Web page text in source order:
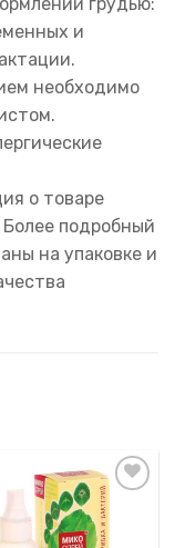
и
необходимо
о товаре
подробный
на упаковке и